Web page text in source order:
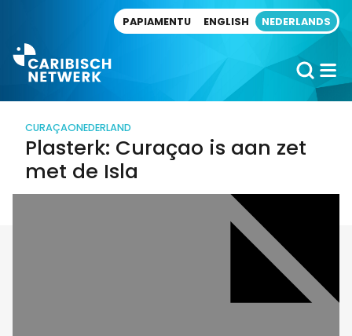
PAPIAMENTU ENGLISH NEDERLANDS
CURAÇAONEDERLAND
Plasterk: Curaçao is aan zet
met de Isla